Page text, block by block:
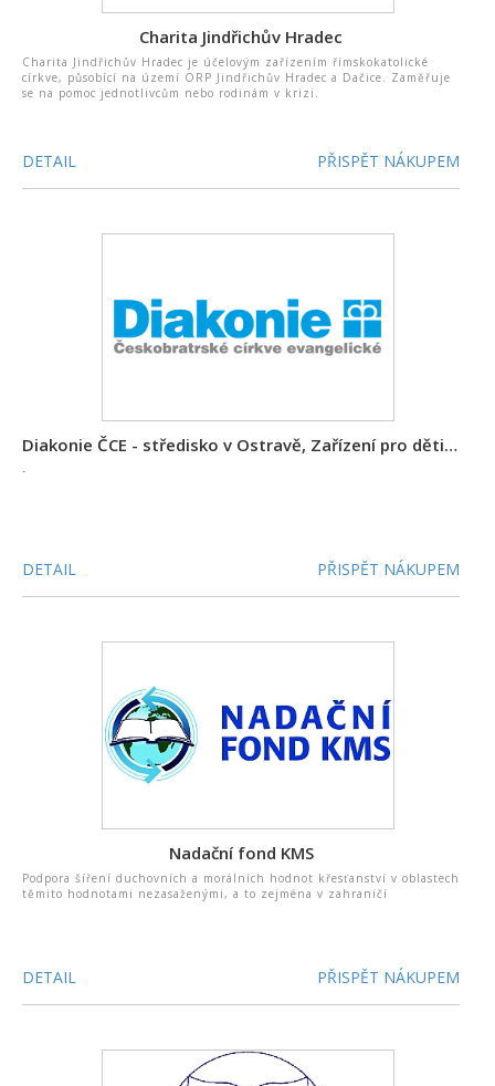
Charita Jindřichův Hradec
Charita Jindřichův Hradec je účelovým zařízením římskokatolické
církve, působící na území ORP Jindřichův Hradec a Dačice. Zaměřuje
se na pomoc jednotlivcům nebo rodinám v krizi.
DETAIL PŘISPĚT NÁKUPEM
Diakonie ČCE - středisko v Ostravě, Zařízení pro děti vyžadující okamžitou pomoc Náruč
-
DETAIL PŘISPĚT NÁKUPEM
Nadační fond KMS
Podpora šíření duchovních a morálních hodnot křesťanství v oblastech
těmito hodnotami nezasaženými, a to zejména v zahraničí
DETAIL PŘISPĚT NÁKUPEM